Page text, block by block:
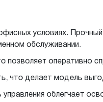
условиях.
обслуживании.
позволяет оперативно
что делает модель
управления облегчает